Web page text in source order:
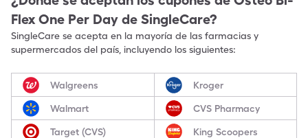
Flex One Per Day de SingleCare?
SingleCare se acepta en la mayoría de las farmacias y
supermercados del país, incluyendo los siguientes:
Walgreens Kroger
Walmart CVS Pharmacy
Target (CVS) King Scoopers